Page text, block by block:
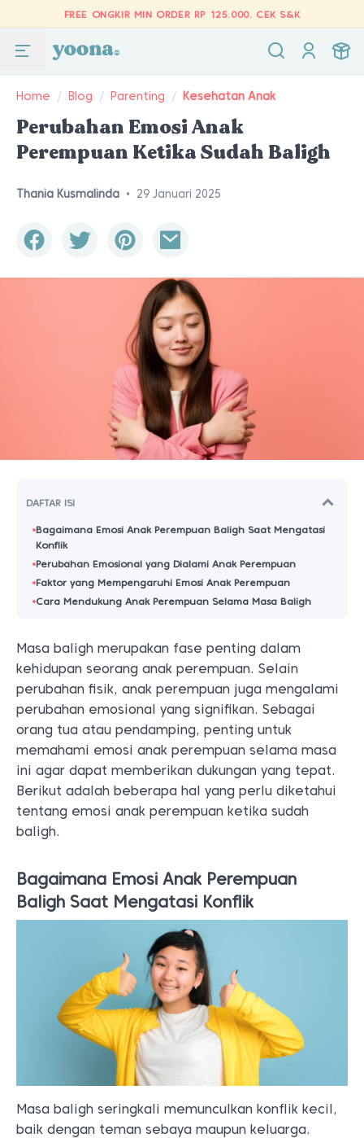
FREE ONGKIR MIN ORDER RP 125.000. CEK S&K
Home / Blog / Parenting / Kesehatan Anak
Perubahan Emosi Anak
Perempuan Ketika Sudah Baligh
Thania Kusmalinda • 29 Januari 2025
DAFTAR ISI
Bagaimana Emosi Anak Perempuan Baligh Saat Mengatasi
Konflik
Perubahan Emosional yang Dialami Anak Perempuan
Faktor yang Mempengaruhi Emosi Anak Perempuan
Cara Mendukung Anak Perempuan Selama Masa Baligh
Masa baligh merupakan fase penting dalam
kehidupan seorang anak perempuan. Selain
perubahan fisik, anak perempuan juga mengalami
perubahan emosional yang signifikan. Sebagai
orang tua atau pendamping, penting untuk
memahami emosi anak perempuan selama masa
ini agar dapat memberikan dukungan yang tepat.
Berikut adalah beberapa hal yang perlu diketahui
tentang emosi anak perempuan ketika sudah
baligh.
Bagaimana Emosi Anak Perempuan
Baligh Saat Mengatasi Konflik
Masa baligh seringkali memunculkan konflik kecil,
baik dengan teman sebaya maupun keluarga.